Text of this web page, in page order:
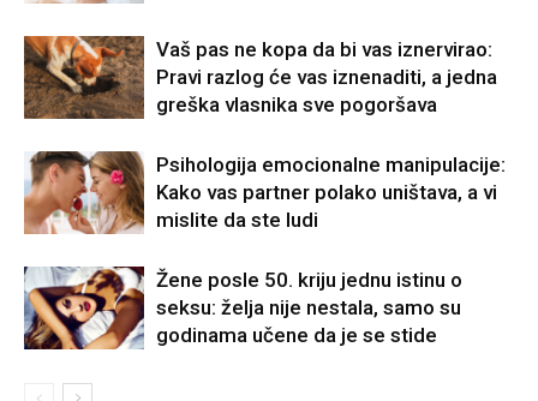
Vaš pas ne kopa da bi vas iznervirao:
Pravi razlog će vas iznenaditi, a jedna
greška vlasnika sve pogoršava
Psihologija emocionalne manipulacije:
Kako vas partner polako uništava, a vi
mislite da ste ludi
Žene posle 50. kriju jednu istinu o
seksu: želja nije nestala, samo su
godinama učene da je se stide